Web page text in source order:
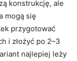
konstrukcję, ale
mogą się
przygotować
i złożyć po 2–3
najlepiej leży